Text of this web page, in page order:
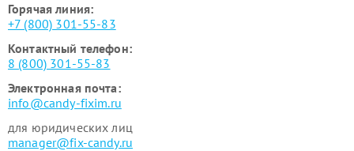
Горячая линия:
+7 (800) 301-55-83
Контактный телефон:
8 (800) 301-55-83
Электронная почта:
info@candy-fixim.ru
для юридических лиц
manager@fix-candy.ru